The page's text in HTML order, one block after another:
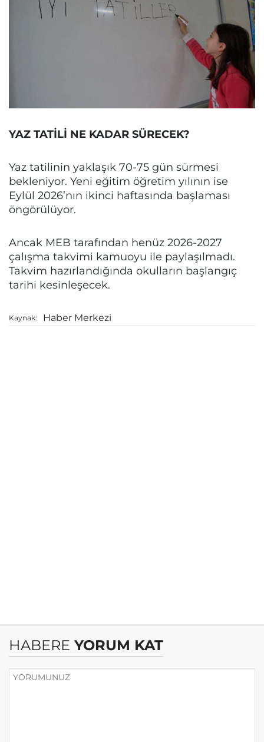
YAZ TATİLİ NE KADAR SÜRECEK?
Yaz tatilinin yaklaşık 70-75 gün sürmesi
bekleniyor. Yeni eğitim öğretim yılının ise
Eylül 2026’nın ikinci haftasında başlaması
öngörülüyor.
Ancak MEB tarafından henüz 2026-2027
çalışma takvimi kamuoyu ile paylaşılmadı.
Takvim hazırlandığında okulların başlangıç
tarihi kesinleşecek.
Kaynak: Haber Merkezi
HABERE YORUM KAT